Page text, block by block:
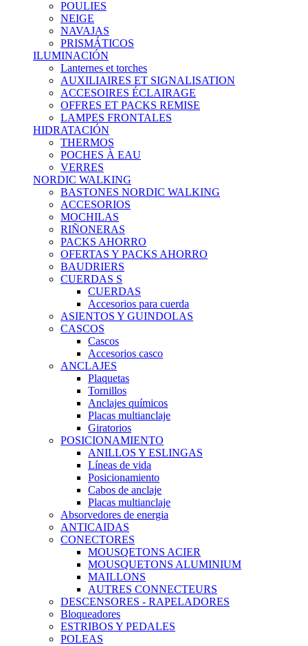
POULIES
NEIGE
NAVAJAS
PRISMÁTICOS
ILUMINACIÓN
Lanternes et torches
AUXILIAIRES ET SIGNALISATION
ACCESOIRES ÉCLAIRAGE
OFFRES ET PACKS REMISE
LAMPES FRONTALES
HIDRATACIÓN
THERMOS
POCHES À EAU
VERRES
NORDIC WALKING
BASTONES NORDIC WALKING
ACCESORIOS
MOCHILAS
RIÑONERAS
PACKS AHORRO
OFERTAS Y PACKS AHORRO
BAUDRIERS
CUERDAS S
CUERDAS
Accesorios para cuerda
ASIENTOS Y GUINDOLAS
CASCOS
Cascos
Accesorios casco
ANCLAJES
Plaquetas
Tornillos
Anclajes químicos
Placas multianclaje
Giratorios
POSICIONAMIENTO
ANILLOS Y ESLINGAS
Líneas de vida
Posicionamiento
Cabos de anclaje
Placas multianclaje
Absorvedores de energia
ANTICAIDAS
CONECTORES
MOUSQETONS ACIER
MOUSQUETONS ALUMINIUM
MAILLONS
AUTRES CONNECTEURS
DESCENSORES - RAPELADORES
Bloqueadores
ESTRIBOS Y PEDALES
POLEAS